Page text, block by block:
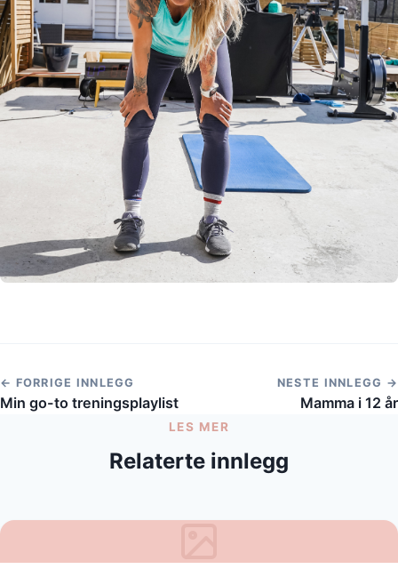
← FORRIGE INNLEGG
Min go-to treningsplaylist
NESTE INNLEGG →
Mamma i 12 år
LES MER
Relaterte innlegg